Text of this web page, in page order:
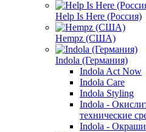
Help Is Here (Россия)
Hempz (США)
Indola (Германия)
Indola Act Now
Indola Care
Indola Styling
Indola -
технические
Indola -